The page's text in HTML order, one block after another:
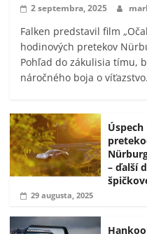
2 septembra, 2025
Falken predstavil film
hodinových pretekov
Pohľad do zákulisia tímu,
náročného boja o víťazstvo.
– ďalší
29 augusta, 2025